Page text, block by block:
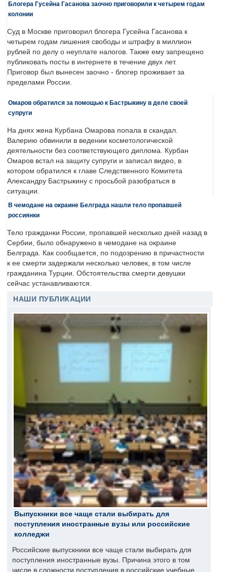
Блогера Гусейна Гасанова заочно приговорили к четырем годам
колонии
Суд в Москве приговорил блогера Гусейна Гасанова к
четырем годам лишения свободы и штрафу в миллион
рублей по делу о неуплате налогов. Также ему запрещено
публиковать посты в интернете в течение двух лет.
Приговор был вынесен заочно - блогер проживает за
пределами России.
Омаров обратился за помощью к Бастрыкину в деле своей
супруги
На днях жена Курбана Омарова попала в скандал.
Валерию обвинили в ведении косметологической
деятельности без соответствующего диплома. Курбан
Омаров встал на защиту супруги и записал видео, в
котором обратился к главе Следственного Комитета
Александру Бастрыкину с просьбой разобраться в
ситуации.
В чемодане на окраине Белграда нашли тело пропавшей
россиянки
Тело гражданки России, пропавшей несколько дней назад в
Сербии, было обнаружено в чемодане на окраине
Белграда. Как сообщается, по подозрению в причастности
к ее смерти задержали несколько человек, в том числе
гражданина Турции. Обстоятельства смерти девушки
сейчас устанавливаются.
НАШИ ПУБЛИКАЦИИ
Выпускники все чаще стали выбирать для
поступления иностранные вузы или российские
колледжи
Российские выпускники все чаще стали выбирать для
поступления иностранные вузы. Причина этого в том
числе в сложности поступления в российские учебные